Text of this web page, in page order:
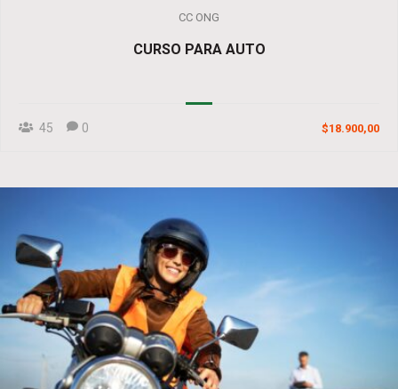
CC ONG
CURSO PARA AUTO
45 0 $18.900,00